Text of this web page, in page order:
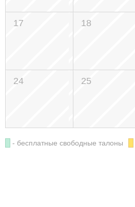
17 18
24 25
- бесплатные свободные талоны